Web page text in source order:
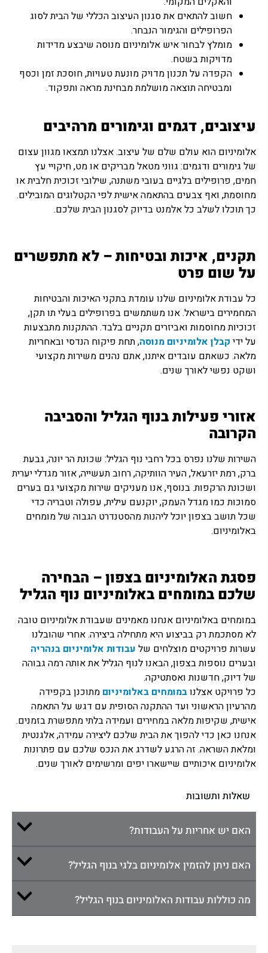
חשוב להתאים את סגנון העיצוב הכללי של הבית לסוג
הפרופילים והגימור הנבחר.
מומלץ לבחור איש אלומיניום מנוסה שיבצע מדידות
מדויקות בשטח.
הקפדה על תכנון מדויק מונעת טעויות, חוסכת זמן וכסף
ומבטיחה תוצאה מושלמת מבחינת מראה ותפקוד.
עיצובים, דגמים וגימורים מרהיבים
אלומיניום הוא עולם שלם של עיצוב. אצלנו תמצאו מגוון עצום
של גימורים ודגמים: גווני מטאל מבריקים או מט, חיקויי עץ
חמים, פרופילים בלגיים בעובי משתנה, שילובי זכוכית חלבית או
מחוסמת, ואף צבעים בהתאמה אישית לפי הקטלוגים המובילים.
כך תוכלו לשלב כל אלמנט בדיוק לסגנון הבית שלכם.
תקנים, איכות ובטיחות – לא מתפשרים
על שום פרט
כל עבודת אלומיניום שלנו עומדת בתקני האיכות והבטיחות
המחמירים בישראל. אנו משתמשים בפרופילים בעלי תו תקן,
זכוכיות מחוסמות ואביזרים תקניים בלבד. ההתקנות מתבצעות
על ידי קבלן אלומיניום מנוסה, תחת פיקוח הנדסי ובאחריות
מלאה. כשאתם עובדים איתנו, אתם נהנים משירות מקצועי
ושקט נפשי לאורך שנים.
אזורי פעילות בנוף הגליל והסביבה
הקרובה
השירות שלנו נפרס בכל רחבי נוף הגליל: שכונת הר יונה, גבעת
ברק, רמת יזרעאל, העיר הוותיקה, רחוב תעשייה, אזור מגדלי יערית
ושכונת הרקפות. בנוסף, אנו מעניקים שירות מקצועי גם בערים
סמוכות כמו מגדל העמק, יוקנעם עילית, עפולה וטבריה כדי
שכל תושב בצפון יוכל ליהנות מהסטנדרט הגבוה של מומחים
באלומיניום.
פסגת האלומיניום בצפון – הבחירה
שלכם במומחים באלומיניום נוף הגליל
במומחים באלומיניום אנחנו מאמינים שעבודת אלומיניום טובה
לא מסתכמת רק בביצוע היא מתחילה ביצירה. אחרי שהובלנו
עשרות פרויקטים מוצלחים של עבודות אלומיניום בנהריה
ובערים נוספות בצפון, הבאנו לנוף הגליל את אותה רמה גבוהה
של דיוק, חדשנות ואסתטיקה.
כל פרויקט אצלנובמומחים באלומיניום מתוכנן בקפידה
מהרעיון הראשוני ועד ההתקנה הסופית עם דגש על התאמה
אישית, שקיפות מלאה במחירים ועמידה בלתי מתפשרת בזמנים.
אנחנו כאן כדי להפוך את הבית שלכם ליצירה עמידה, אלגנטית
ומלאת השראה. זה הרגע לשדרג את הנכס שלכם עם פתרונות
אלומיניום איכותיים שיישארו יפים ומרשימים לאורך שנים.
שאלות ותשובות
האם יש אחריות על העבודות?
האם ניתן להזמין אלומיניום בלגי בנוף הגליל?
מה כוללות עבודות האלומיניום בנוף הגליל?